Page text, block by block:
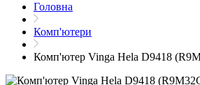
Головна
Комп'ютери
Комп'ютер Vinga Hela D9418